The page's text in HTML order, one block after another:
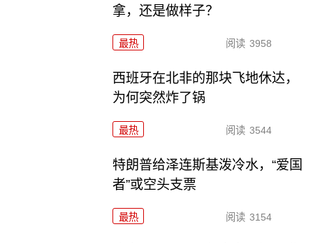
拿，还是做样子？
最热 阅读 3958
西班牙在北非的那块飞地休达，
为何突然炸了锅
最热 阅读 3544
特朗普给泽连斯基泼冷水，“爱国
者”或空头支票
最热 阅读 3154